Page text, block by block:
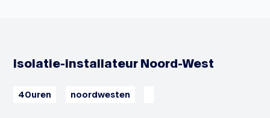
Isolatie-installateur Noord-West
40uren noordwesten